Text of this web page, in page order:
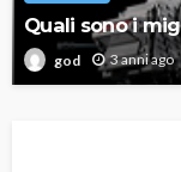
Quali sono i
god 3 anni ago